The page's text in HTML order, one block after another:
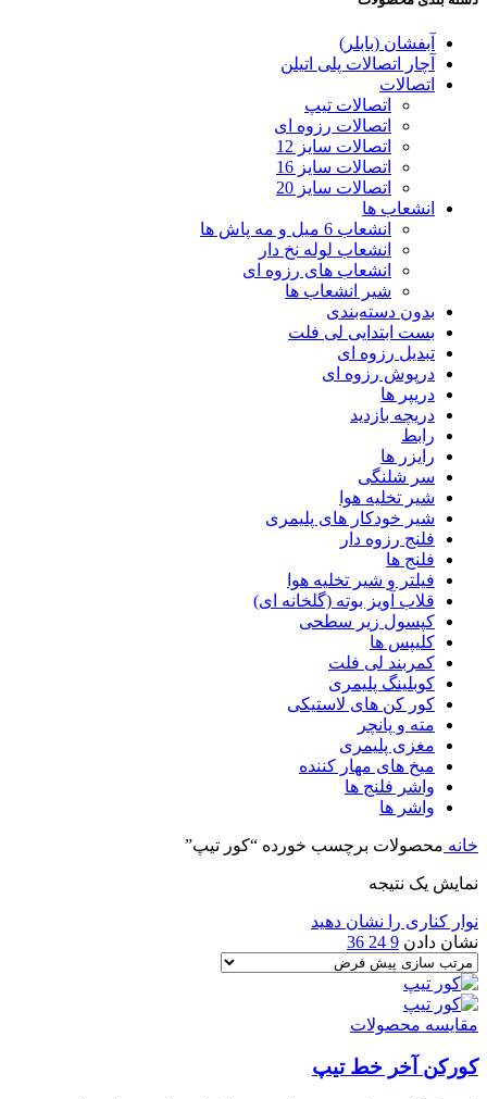
آبفشان (بابلر)
آچار اتصالات پلی اتیلن
اتصالات
اتصالات تیپ
اتصالات رزوه ای
اتصالات سایز 12
اتصالات سایز 16
اتصالات سایز 20
انشعاب ها
انشعاب 6 میل و مه پاش ها
انشعاب لوله نخ دار
انشعاب های رزوه ای
شیر انشعاب ها
بدون دسته‌بندی
بست ابتدایی لی فلت
تبدیل رزوه ای
درپوش رزوه ای
دریپر ها
دریچه بازدید
رابط
رایزر ها
سر شلنگی
شیر تخلیه هوا
شیر خودکار های پلیمری
فلنج رزوه دار
فلنج ها
فیلتر و شیر تخلیه هوا
قلاب آویز بوته (گلخانه ای)
کپسول زیر سطحی
کلیپس ها
کمربند لی فلت
کوبلینگ پلیمری
کور کن های لاستیکی
مته و پانچر
مغزی پلیمری
میخ های مهار کننده
واشر فلنج ها
واشر ها
خانه محصولات برچسب خورده “کور تیپ”
نمایش یک نتیجه
نوار کناری را نشان دهید
نشان دادن 9
24
36
مقایسه محصولات
کورکن آخر خط تیپ